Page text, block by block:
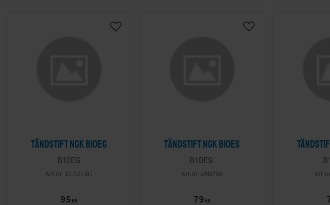
Tändstift NGK B10EG
B10EG
12-521-01
95 KR
Lägg till i önskelista
Tändstift NGK B10ES
B10ES.
UN9758
79 KR
Lägg till i önskelista
Tändstift